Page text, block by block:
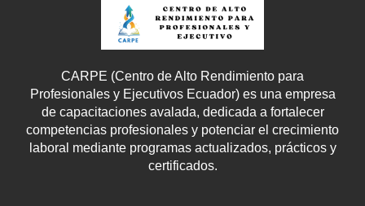
CARPE (Centro de Alto Rendimiento para
Profesionales y Ejecutivos Ecuador) es una empresa
de capacitaciones avalada, dedicada a fortalecer
competencias profesionales y potenciar el crecimiento
laboral mediante programas actualizados, prácticos y
certificados.